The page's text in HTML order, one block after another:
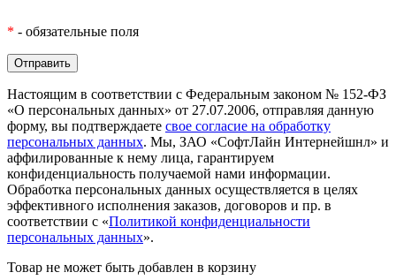
* - обязательные поля
Настоящим в соответствии с Федеральным законом № 152-ФЗ
«О персональных данных» от 27.07.2006, отправляя данную
форму, вы подтверждаете свое согласие на обработку
персональных данных. Мы, ЗАО «СофтЛайн Интернейшнл» и
аффилированные к нему лица, гарантируем
конфиденциальность получаемой нами информации.
Обработка персональных данных осуществляется в целях
эффективного исполнения заказов, договоров и пр. в
соответствии с «Политикой конфиденциальности
персональных данных».
Товар не может быть добавлен в корзину